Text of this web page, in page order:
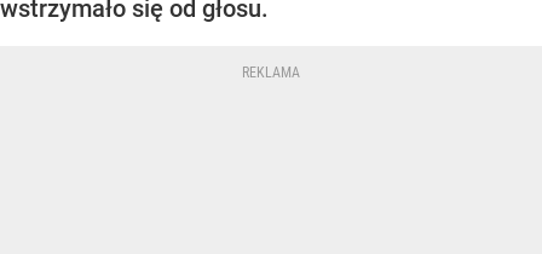
wstrzymało się od głosu.